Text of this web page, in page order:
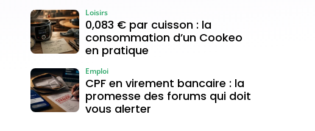
0,083 € par cuisson : la
consommation d’un Cookeo
en pratique
Loisirs
CPF en virement bancaire : la
promesse des forums qui doit
vous alerter
Emploi